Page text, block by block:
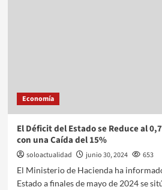
Economía
El Déficit del Estado se Reduce al
con una Caída del 15%
soloactualidad junio 30, 2024
653
El Ministerio de Hacienda ha
Estado a finales de mayo de 2024 se